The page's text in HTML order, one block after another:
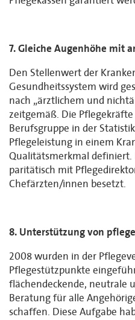
7. Gleiche Augenhöhe mit
Den Stellenwert der
Gesundheitssystem wird
nach „ärztlichem und
zeitgemäß. Die
Berufsgruppe in der
Pflegeleistung in einem
Qualitätsmerkmal definiert.
paritätisch mit
Chefärzten/innen besetzt.
8. Unterstützung von
2008 wurden in der
Pflegestützpunkte
flächendeckende, neutrale
Beratung für alle
schaffen. Diese Aufgabe